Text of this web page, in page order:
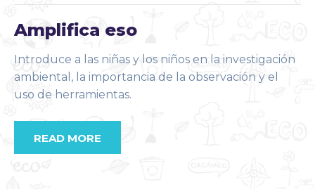
Amplifica eso
Introduce a las niñas y los niños en la investigación
ambiental, la importancia de la observación y el
uso de herramientas.
READ MORE